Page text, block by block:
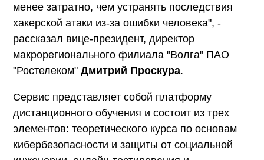
менее затратно, чем устранять последствия
хакерской атаки из-за ошибки человека", -
рассказал вице-президент, директор
макрорегионального филиала "Волга" ПАО
"Ростелеком" Дмитрий Проскура.
Сервис представляет собой платформу
дистанционного обучения и состоит из трех
элементов: теоретического курса по основам
кибербезопасности и защиты от социальной